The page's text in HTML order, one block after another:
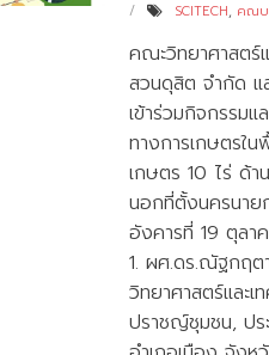
SCITECH, คณบ
คณะวิทยาศาสตร์
สวนดุสิต จำกัด แ
เข้าร่วมกิจกรรมแ
ทางการเกษตรใ
เกษตร 10 ไร่ ด้
นอกที่ตั้งนครนาย
อังคารที่ 19 ตุลา
1. ผศ.ดร.ณัฐกฤต
วิทยาศาสตร์และ
ปราชญ์ชุมชน, ปร